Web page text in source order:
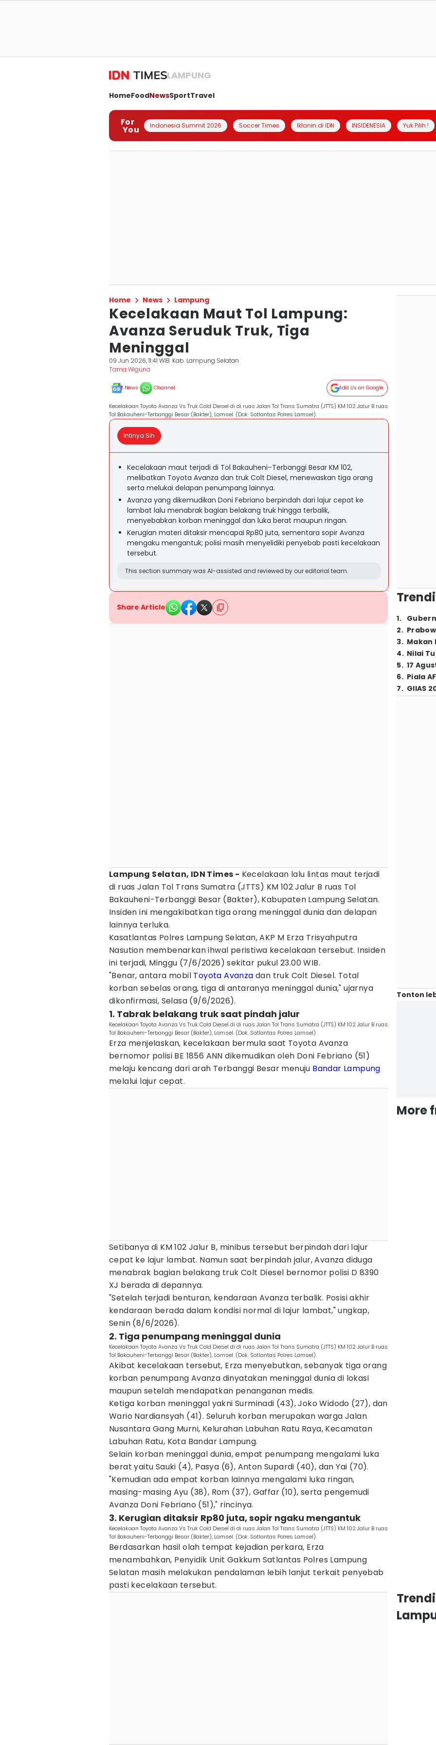
LAMPUNG
HomeFoodNewsSportTravel
For
You Indonesia Summit 2026 Soccer Times Iklanin di IDN INSIDENESIA Yuk Pilih !
Home News Lampung
Kecelakaan Maut Tol Lampung:
Avanza Seruduk Truk, Tiga
Meninggal
09 Jun 2026, 11:41 WIB Kab. Lampung Selatan
Tama Wiguna
News Channel Add Us on Google
Kecelakaan Toyota Avanza Vs Truk Cold Diesel di di ruas Jalan Tol Trans Sumatra (JTTS) KM 102 Jalur B ruas
Tol Bakauheni-Terbanggi Besar (Bakter), Lamsel. (Dok. Satlantas Polres Lamsel).
Intinya Sih
Kecelakaan maut terjadi di Tol Bakauheni–Terbanggi Besar KM 102,
melibatkan Toyota Avanza dan truk Colt Diesel, menewaskan tiga orang
serta melukai delapan penumpang lainnya.
Avanza yang dikemudikan Doni Febriano berpindah dari lajur cepat ke
lambat lalu menabrak bagian belakang truk hingga terbalik,
menyebabkan korban meninggal dan luka berat maupun ringan.
Kerugian materi ditaksir mencapai Rp80 juta, sementara sopir Avanza
mengaku mengantuk; polisi masih menyelidiki penyebab pasti kecelakaan
tersebut.
This section summary was AI-assisted and reviewed by our editorial team.
Share Article
Lampung Selatan, IDN Times - Kecelakaan lalu lintas maut terjadi
di ruas Jalan Tol Trans Sumatra (JTTS) KM 102 Jalur B ruas Tol
Bakauheni-Terbanggi Besar (Bakter), Kabupaten Lampung Selatan.
Insiden ini mengakibatkan tiga orang meninggal dunia dan delapan
lainnya terluka.
Kasatlantas Polres Lampung Selatan, AKP M Erza Trisyahputra
Nasution membenarkan ihwal peristiwa kecelakaan tersebut. Insiden
ini terjadi, Minggu (7/6/2026) sekitar pukul 23.00 WIB.
"Benar, antara mobil Toyota Avanza dan truk Colt Diesel. Total
korban sebelas orang, tiga di antaranya meninggal dunia," ujarnya
dikonfirmasi, Selasa (9/6/2026).
1. Tabrak belakang truk saat pindah jalur
Kecelakaan Toyota Avanza Vs Truk Cold Diesel di di ruas Jalan Tol Trans Sumatra (JTTS) KM 102 Jalur B ruas
Tol Bakauheni-Terbanggi Besar (Bakter), Lamsel. (Dok. Satlantas Polres Lamsel).
Erza menjelaskan, kecelakaan bermula saat Toyota Avanza
bernomor polisi BE 1856 ANN dikemudikan oleh Doni Febriano (51)
melaju kencang dari arah Terbanggi Besar menuju Bandar Lampung
melalui lajur cepat.
Setibanya di KM 102 Jalur B, minibus tersebut berpindah dari lajur
cepat ke lajur lambat. Namun saat berpindah jalur, Avanza diduga
menabrak bagian belakang truk Colt Diesel bernomor polisi D 8390
XJ berada di depannya.
"Setelah terjadi benturan, kendaraan Avanza terbalik. Posisi akhir
kendaraan berada dalam kondisi normal di lajur lambat," ungkap,
Senin (8/6/2026).
2. Tiga penumpang meninggal dunia
Kecelakaan Toyota Avanza Vs Truk Cold Diesel di di ruas Jalan Tol Trans Sumatra (JTTS) KM 102 Jalur B ruas
Tol Bakauheni-Terbanggi Besar (Bakter), Lamsel. (Dok. Satlantas Polres Lamsel).
Akibat kecelakaan tersebut, Erza menyebutkan, sebanyak tiga orang
korban penumpang Avanza dinyatakan meninggal dunia di lokasi
maupun setelah mendapatkan penanganan medis.
Ketiga korban meninggal yakni Surminadi (43), Joko Widodo (27), dan
Wario Nardiansyah (41). Seluruh korban merupakan warga Jalan
Nusantara Gang Murni, Kelurahan Labuhan Ratu Raya, Kecamatan
Labuhan Ratu, Kota Bandar Lampung.
Selain korban meninggal dunia, empat penumpang mengalami luka
berat yaitu Sauki (4), Pasya (6), Anton Supardi (40), dan Yai (70).
"Kemudian ada empat korban lainnya mengalami luka ringan,
masing-masing Ayu (38), Rom (37), Gaffar (10), serta pengemudi
Avanza Doni Febriano (51)," rincinya.
3. Kerugian ditaksir Rp80 juta, sopir ngaku mengantuk
Kecelakaan Toyota Avanza Vs Truk Cold Diesel di di ruas Jalan Tol Trans Sumatra (JTTS) KM 102 Jalur B ruas
Tol Bakauheni-Terbanggi Besar (Bakter), Lamsel. (Dok. Satlantas Polres Lamsel).
Berdasarkan hasil olah tempat kejadian perkara, Erza
menambahkan, Penyidik Unit Gakkum Satlantas Polres Lampung
Selatan masih melakukan pendalaman lebih lanjut terkait penyebab
pasti kecelakaan tersebut.
1.
2.
3. Makan
4. Nilai
5. 17
6. Piala
7. GIIAS
Tonton
More